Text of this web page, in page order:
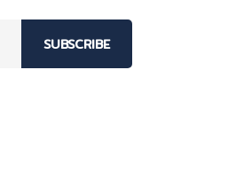
SUBSCRIBE